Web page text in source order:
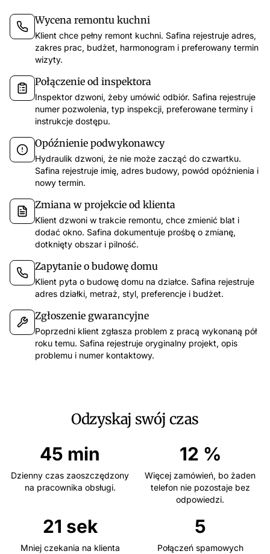
app.safina.ai
Safina obsłużyła w tym tygodniu 51 połączeń
Ostatnie 7 dni Filtruj
Pyta o status zamówienia i termin dostawy.
13:10
Umówienie spotkania w sprawie projektu na przyszły tydzień.
Nieznany
Wgląd AI
Wycena remontu kuchni
Klient chce pełny remont kuchni. Safina rejestruje adres,
zakres prac, budżet, harmonogram i preferowany termin
wizyty.
Połączenie od inspektora
Inspektor dzwoni, żeby umówić odbiór. Safina rejestruje
numer pozwolenia, typ inspekcji, preferowane terminy i
instrukcje dostępu.
Opóźnienie podwykonawcy
Hydraulik dzwoni, że nie może zacząć do czwartku.
Safina rejestruje imię, adres budowy, powód opóźnienia i
nowy termin.
Zmiana w projekcie od klienta
Klient dzwoni w trakcie remontu, chce zmienić blat i
dodać okno. Safina dokumentuje prośbę o zmianę,
dotknięty obszar i pilność.
Zapytanie o budowę domu
Klient pyta o budowę domu na działce. Safina rejestruje
adres działki, metraż, styl, preferencje i budżet.
Zgłoszenie gwarancyjne
Poprzedni klient zgłasza problem z pracą wykonaną pół
roku temu. Safina rejestruje oryginalny projekt, opis
problemu i numer kontaktowy.
Odzyskaj swój czas
45 min
Dzienny czas zaoszczędzony
na pracownika obsługi.
12 %
Więcej zamówień, bo żaden
telefon nie pozostaje bez
odpowiedzi.
21 sek
Mniej czekania na klienta
5
Połączeń spamowych